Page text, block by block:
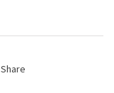
Share